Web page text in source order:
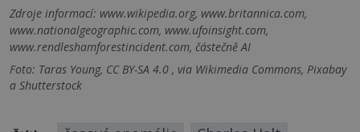
Zdroje informací: www.wikipedia.org, www.britannica.com,
www.nationalgeographic.com, www.ufoinsight.com,
www.rendleshamforestincident.com, částečně AI
Foto: Taras Young, CC BY-SA 4.0 , via Wikimedia Commons, Pixabay
a Shutterstock